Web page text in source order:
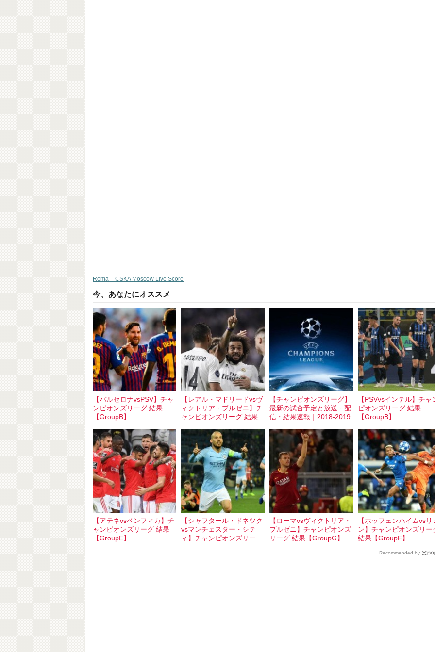
Roma – CSKA Moscow Live Score
今、あなたにオススメ
【バルセロナvsPSV】チャ
ンピオンズリーグ 結果
【GroupB】
【レアル・マドリードvsヴ
ィクトリア・プルゼニ】チ
ャンピオンズリーグ 結果
【チャンピオンズリーグ】
最新の試合予定と放送・配
信・結果速報｜2018‐2019
【PSVvsインテル】チャ
ピオンズリーグ 結果
【GroupB】
【アテネvsベンフィカ】チ
ャンピオンズリーグ 結果
【GroupE】
【シャフタール・ドネツク
vsマンチェスター・シテ
ィ】チャンピオンズリーグ
【ローマvsヴィクトリア・
プルゼニ】チャンピオンズ
リーグ 結果【GroupG】
【ホッフェンハイムvsリ
ン】チャンピオンズリー
結果【GroupF】
Recommended by